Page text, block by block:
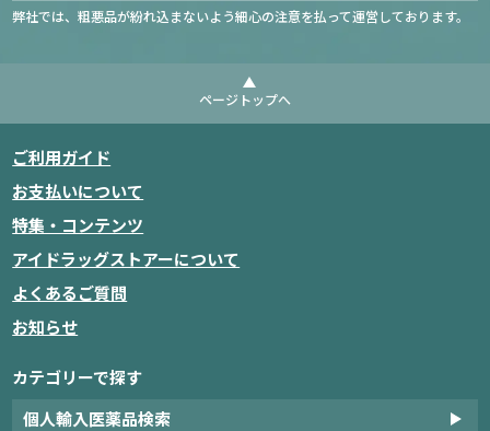
弊社では、粗悪品が紛れ込まないよう細心の注意を払って運営しております。
ページトップへ
ご利用ガイド
お支払いについて
特集・コンテンツ
アイドラッグストアーについて
よくあるご質問
お知らせ
カテゴリーで探す
個人輸入医薬品検索